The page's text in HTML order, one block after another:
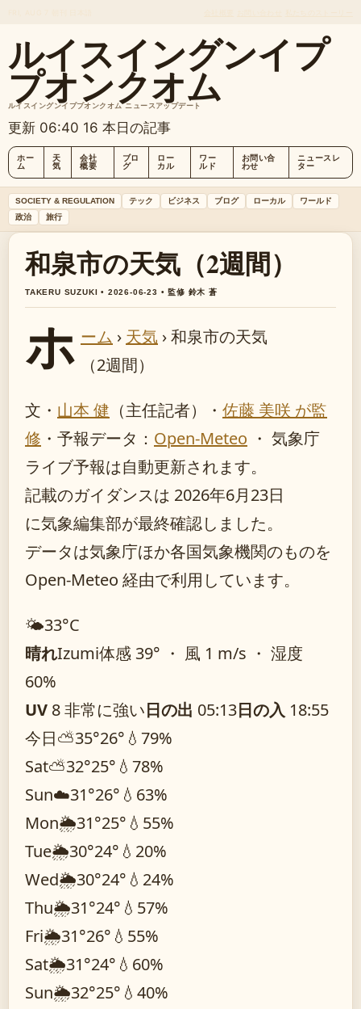
ルイスイングンイプ
プオンクオム
ルイスイングンイププオンクオム ニュースアップデート
更新 06:40 16 本日の記事
ホー
ム
天
気
会社
概要
ブロ
グ
ロー
カル
ワー
ルド
お問い合
わせ
ニュースレ
ター
SOCIETY & REGULATION テック ビジネス ブログ ローカル
ワールド
政治
旅行
和泉市の天気（2週間）
TAKERU SUZUKI • 2026-06-23 • 監修 鈴木 蒼
ホ ーム › 天気 ›和泉市の天気
（2週間）
文・ 山本 健 （主任記者） ・ 佐藤 美咲 が監
修 ・ 予報データ： Open-Meteo ・ 気象庁
ライブ予報は自動更新されます。
記載のガイダンスは 2026年6月23日
に気象編集部が最終確認しました。
データは気象庁ほか各国気象機関のものを
Open-Meteo 経由で利用しています。
🌤️33°C
晴れIzumi体感 39° ・ 風 1 m/s ・ 湿度
60%
UV 8 非常に強い日の出 05:13日の入 18:55
今日⛅35°26° 💧79%
Sat⛅32°25° 💧78%
Sun☁️31°26° 💧63%
Mon🌦️31°25° 💧55%
Tue🌦️30°24° 💧20%
Wed🌦️30°24° 💧24%
Thu🌦️31°24° 💧57%
Fri🌦️31°26° 💧55%
Sat🌦️31°24° 💧60%
Sun🌦️32°25° 💧40%